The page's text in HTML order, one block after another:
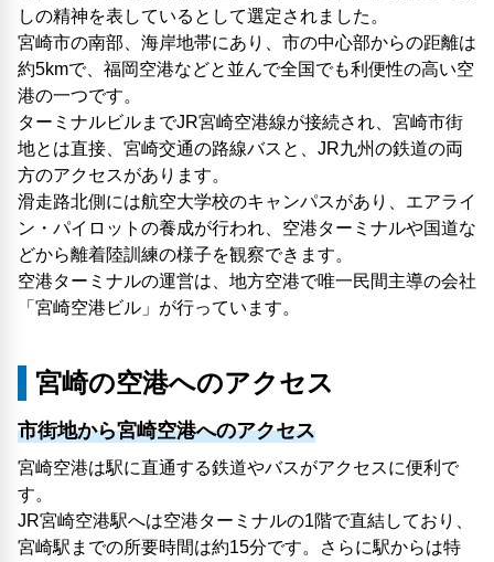
しの精神を表しているとして選定されました。
宮崎市の南部、海岸地帯にあり、市の中心部からの距離は
約5kmで、福岡空港などと並んで全国でも利便性の高い空
港の一つです。
ターミナルビルまでJR宮崎空港線が接続され、宮崎市街
地とは直接、宮崎交通の路線バスと、JR九州の鉄道の両
方のアクセスがあります。
滑走路北側には航空大学校のキャンパスがあり、エアライ
ン・パイロットの養成が行われ、空港ターミナルや国道な
どから離着陸訓練の様子を観察できます。
空港ターミナルの運営は、地方空港で唯一民間主導の会社
「宮崎空港ビル」が行っています。
宮崎の空港へのアクセス
市街地から宮崎空港へのアクセス
宮崎空港は駅に直通する鉄道やバスがアクセスに便利で
す。
JR宮崎空港駅へは空港ターミナルの1階で直結しており、
宮崎駅までの所要時間は約15分です。さらに駅からは特